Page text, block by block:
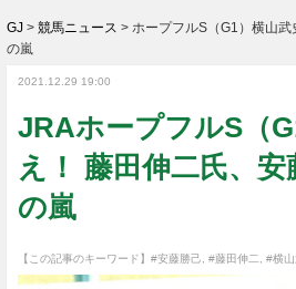
GJ > 競馬ニュース > ホープフルS（G1）横山
の嵐
2021.12.29 19:00
JRAホープフルS（
え！ 藤田伸二氏、
の嵐
【この記事のキーワード】 #安藤勝己 #藤田伸二 #横